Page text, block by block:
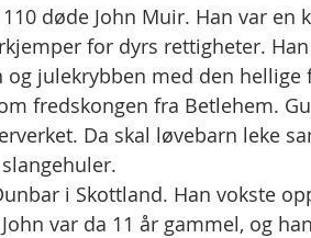
døde John Muir. Han var en
for dyrs rettigheter.
julekrybben med den hellige
fredskongen fra Betlehem.
Da skal løvebarn leke
i Skottland. Han vokste
var da 11 år gammel, og